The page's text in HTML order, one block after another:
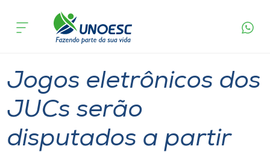
Cursos
Pesquisa
Atendimento ao Estudante
acontece
Esporte
Jogos eletrônicos dos
JUCs serão
disputados a partir